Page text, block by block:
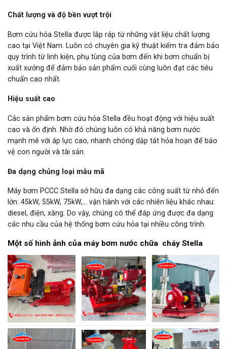
Chất lượng và độ bền vượt trội
Bơm cứu hỏa Stella được lắp ráp từ những vật liệu chất lượng
cao tại Việt Nam. Luôn có chuyên gia kỹ thuật kiểm tra đảm bảo
quy trình từ linh kiện, phụ tùng của bơm đến khi bơm chuẩn bị
xuất xưởng để đảm bảo sản phẩm cuối cùng luôn đạt các tiêu
chuẩn cao nhất.
Hiệu suất cao
Các sản phẩm bơm cứu hỏa Stella đều hoạt động với hiệu suất
cao và ổn định. Nhờ đó chúng luôn có khả năng bơm nước
mạnh mẽ với áp lực cao, nhanh chóng dập tắt hỏa hoạn để bảo
vệ con người và tài sản.
Đa dạng chủng loại mẫu mã
Máy bơm PCCC Stella sở hữu đa dạng các công suất từ nhỏ đến
lớn: 45kW, 55kW, 75kW,… vận hành với các nhiên liệu khác nhau:
diesel, điện, xăng. Do vậy, chúng có thể đáp ứng được đa dạng
các nhu cầu của hệ thống bơm cứu hỏa tại nhiều công trình.
Một số hình ảnh của máy bơm nước chữa cháy Stella